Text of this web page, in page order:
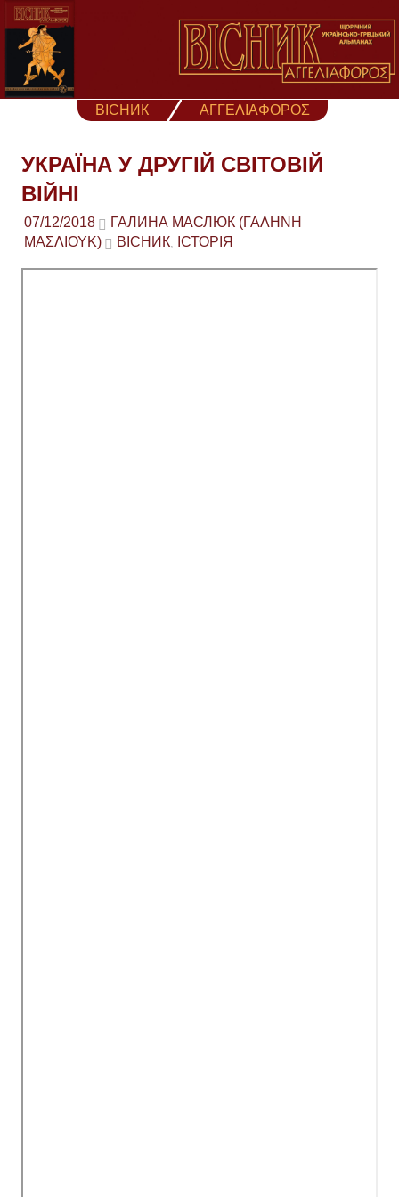
Skip
content
ВІСНИК ΑΓΓΕΛΙΑΦΟΡΟΣ
УКРАЇНА У ДРУГІЙ СВІТОВІЙ
ВІЙНІ
07/12/2018
ГАЛИНА МАСЛЮК (ΓΑΛΉΝΗ
ΜΑΣΛΙΟΎΚ)
ВІСНИК, ІСТОРІЯ